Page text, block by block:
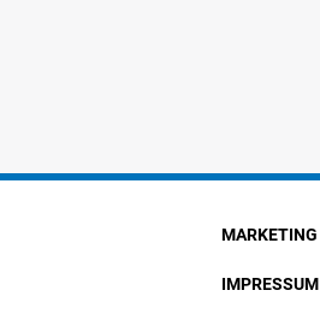
MARKETING
IMPRESSUM